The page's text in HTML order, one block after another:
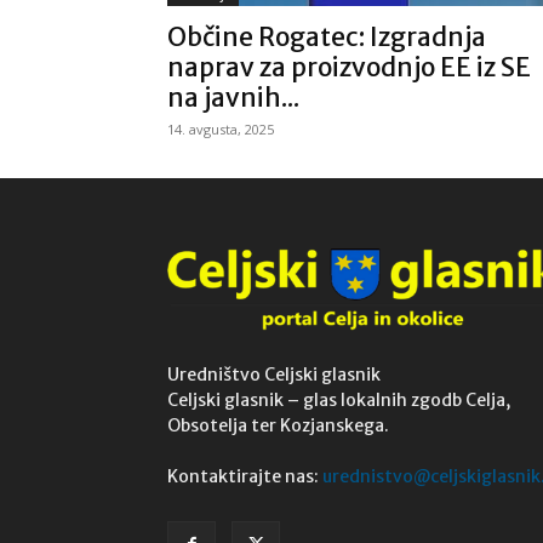
Občine Rogatec: Izgradnja
naprav za proizvodnjo EE iz SE
na javnih...
14. avgusta, 2025
Uredništvo Celjski glasnik
Celjski glasnik – glas lokalnih zgodb Celja,
Obsotelja ter Kozjanskega.
Kontaktirajte nas: